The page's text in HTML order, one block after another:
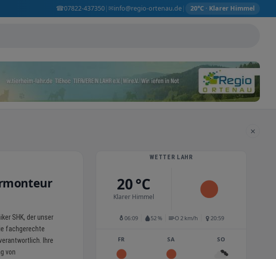
☎07822-437350| ✉info@regio-ortenau.de| 20°C · Klarer Himmel
×
SHK, der unser
fachgerechte
Ihre
von
WETTER LAHR
20 °C
Klarer Himmel
06:09 52 % O 2 km/h 20:59
FR SA SO